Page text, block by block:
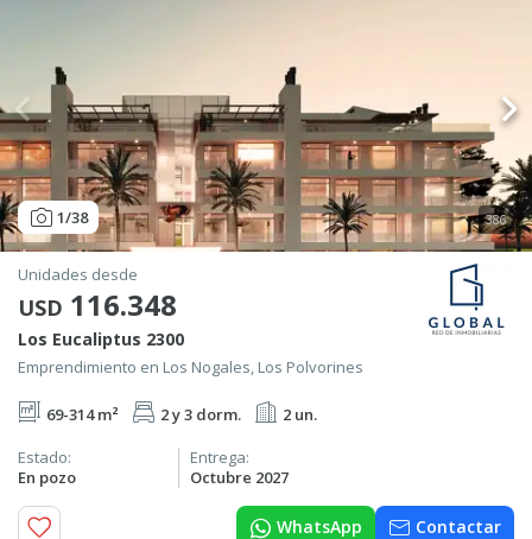
1/38 386
Unidades desde
USD 116.348
Los Eucaliptus 2300
Emprendimiento en Los Nogales, Los Polvorines
69-314 m² 2 y 3 dorm.
2 un.
Estado:
En pozo
Entrega:
Octubre 2027
WhatsApp Contactar